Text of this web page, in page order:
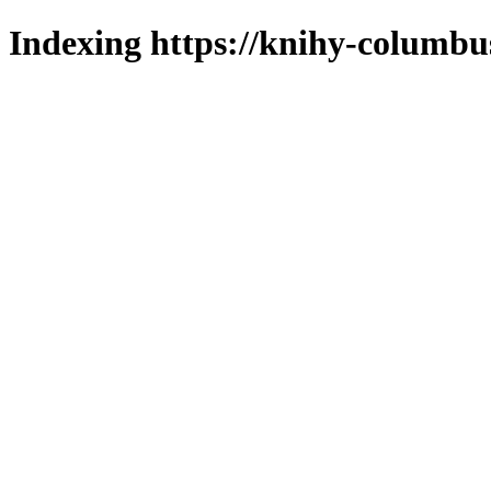
Indexing https://knihy-